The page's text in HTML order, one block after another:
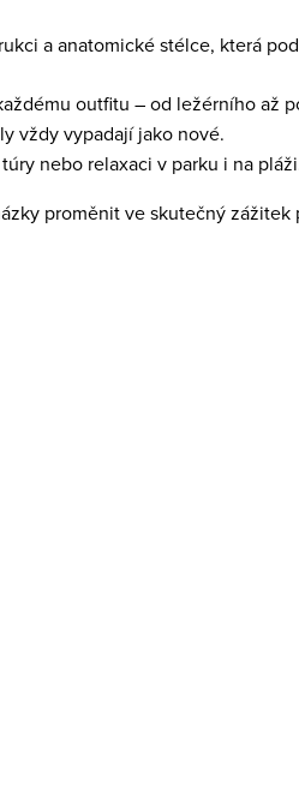
a anatomické stélce, která
outfitu – od ležérního až
vždy vypadají jako nové.
nebo relaxaci v parku i na
proměnit ve skutečný